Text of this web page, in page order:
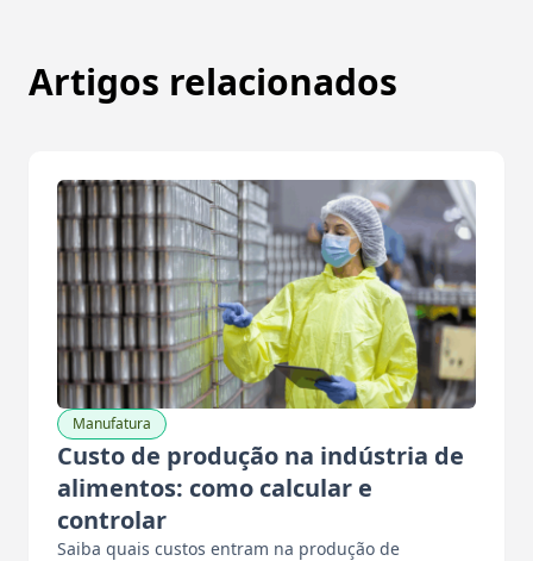
Artigos relacionados
Manufatura
Custo de produção na indústria de
alimentos: como calcular e
controlar
Saiba quais custos entram na produção de